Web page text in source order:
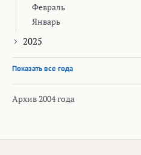
Февраль
Январь
2025
Показать все года
Архив 2004 года